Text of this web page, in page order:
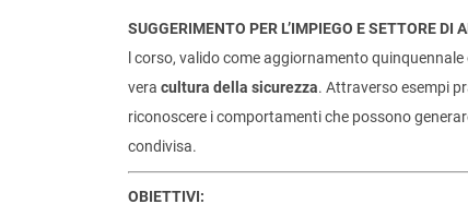
SUGGERIMENTO PER L’IMPIEGO E SETTORE DI
l corso, valido come aggiornamento
vera cultura della sicurezza. Attraverso esempi
riconoscere i comportamenti che possono
condivisa.
OBIETTIVI: